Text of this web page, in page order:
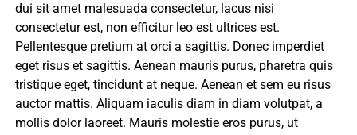
dui sit amet malesuada consectetur, lacus nisi
consectetur est, non efficitur leo est ultrices est.
Pellentesque pretium at orci a sagittis. Donec imperdiet
eget risus et sagittis. Aenean mauris purus, pharetra quis
tristique eget, tincidunt at neque. Aenean et sem eu risus
auctor mattis. Aliquam iaculis diam in diam volutpat, a
mollis dolor laoreet. Mauris molestie eros purus, ut